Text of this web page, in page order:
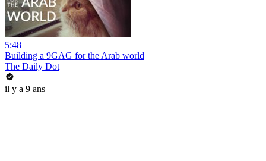
5:48
Building a 9GAG for the Arab world
The Daily Dot
il y a 9 ans